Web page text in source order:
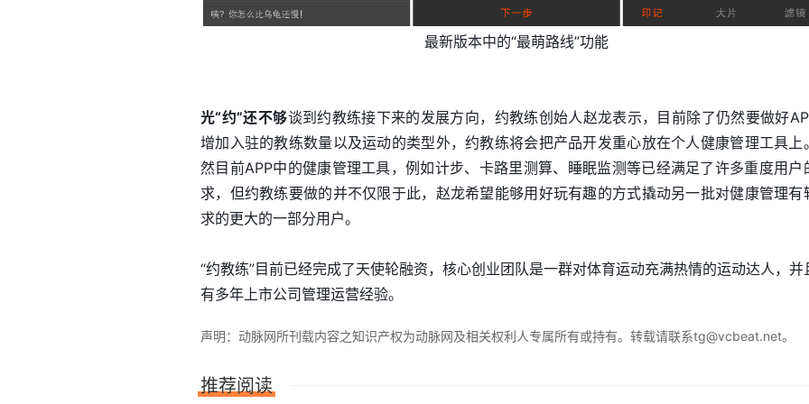
最新版本中的“最萌路线”功能
光“约”还不够谈到约教练接下来的发展方向，约教练创始人赵龙表示，目前除了仍然要做好
增加入驻的教练数量以及运动的类型外，约教练将会把产品开发重心放在个人健康管理工具上
然目前APP中的健康管理工具，例如计步、卡路里测算、睡眠监测等已经满足了许多重度用户
求，但约教练要做的并不仅限于此，赵龙希望能够用好玩有趣的方式撬动另一批对健康管理有
求的更大的一部分用户。
“约教练”目前已经完成了天使轮融资，核心创业团队是一群对体育运动充满热情的运动达人，并
有多年上市公司管理运营经验。
声明：动脉网所刊载内容之知识产权为动脉网及相关权利人专属所有或持有。转载请联系tg@vcbeat.net。
推荐阅读